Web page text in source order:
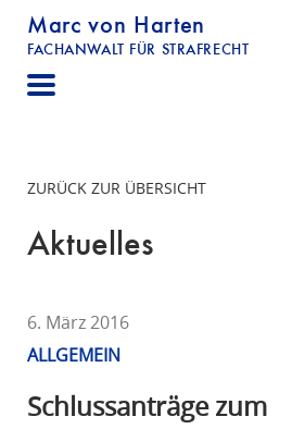
Marc von Harten
FACHANWALT FÜR STRAFRECHT
STRAFRECHT |
ZURÜCK ZUR ÜBERSICHT
Aktuelles
6. März 2016
ALLGEMEIN
Schlussanträge zum